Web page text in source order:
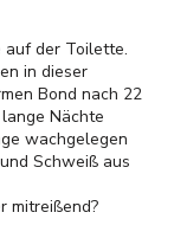
der Toilette.
in dieser
Bond nach 22
Nächte
wachgelegen
Schweiß aus
mitreißend?